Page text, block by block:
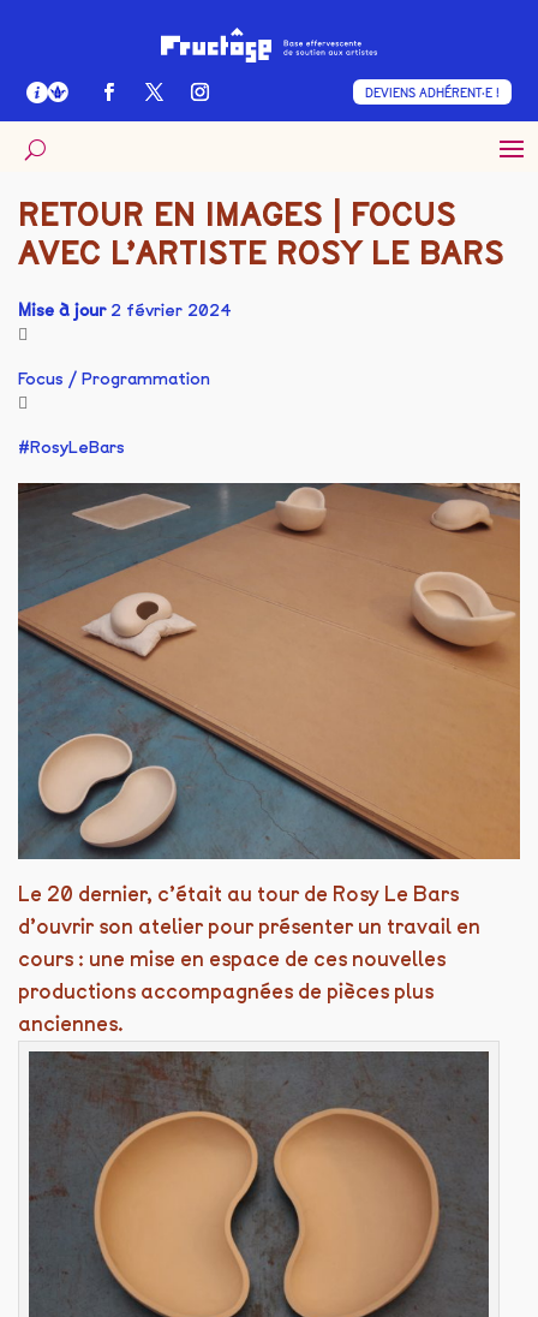
DEVIENS ADHÉRENT·E !
Le 20 dernier, c’était au tour de Rosy Le Bars
d’ouvrir son atelier pour présenter un travail en
cours : une mise en espace de ces nouvelles
productions accompagnées de pièces plus
anciennes.
RETOUR EN IMAGES | FOCUS
AVEC L’ARTISTE ROSY LE BARS
Mise à jour2 février 2024
Focus / Programmation
RosyLeBars